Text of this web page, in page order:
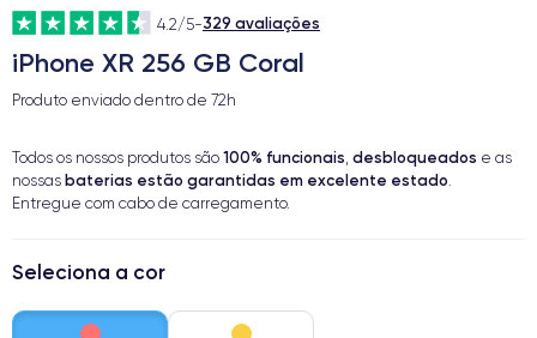
4.2/5-329 avaliações
iPhone XR 256 GB Coral
Produto enviado dentro de 72h
Todos os nossos produtos são 100% funcionais, desbloqueados e as
nossas baterias estão garantidas em excelente estado.
Entregue com cabo de carregamento.
Seleciona a cor